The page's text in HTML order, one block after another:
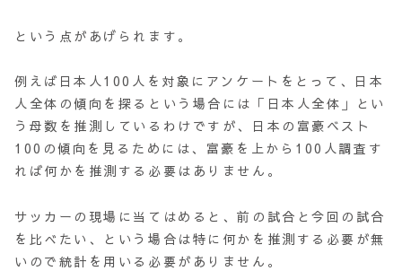
という点があげられます。
例えば日本人100人を対象にアンケートをとって、日本
人全体の傾向を探るという場合には「日本人全体」とい
う母数を推測しているわけですが、日本の富豪ベスト
100の傾向を見るためには、富豪を上から100人調査す
れば何かを推測する必要はありません。
サッカーの現場に当てはめると、前の試合と今回の試合
を比べたい、という場合は特に何かを推測する必要が無
いので統計を用いる必要がありません。